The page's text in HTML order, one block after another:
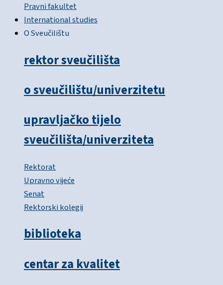
Pravni fakultet
International studies
O Sveučilištu
rektor sveučilišta
o sveučilištu/univerzitetu
upravljačko tijelo
sveučilišta/univerziteta
Rektorat
Upravno vijeće
Senat
Rektorski kolegij
biblioteka
centar za kvalitet